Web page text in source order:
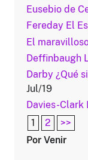
Eusebio de
Fereday El
El
Deffinbaugh
Darby ¿Qué
Jul/19
Davies-Clark
1
2
>>
Por Venir